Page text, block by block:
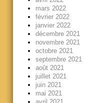
mars 2022
février 2022
janvier 2022
décembre 2021
novembre 2021
octobre 2021
septembre 2021
août 2021
juillet 2021
juin 2021
mai 2021